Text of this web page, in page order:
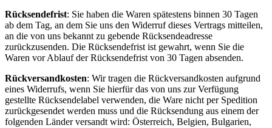
Rücksendefrist: Sie haben die Waren spätestens binnen 30 Tagen
ab dem Tag, an dem Sie uns den Widerruf dieses Vertrags mitteilen,
an die von uns bekannt zu gebende Rücksendeadresse
zurückzusenden. Die Rücksendefrist ist gewahrt, wenn Sie die
Waren vor Ablauf der Rücksendefrist von 30 Tagen absenden.
Rückversandkosten: Wir tragen die Rückversandkosten aufgrund
eines Widerrufs, wenn Sie hierfür das von uns zur Verfügung
gestellte Rücksendelabel verwenden, die Ware nicht per Spedition
zurückgesendet werden muss und die Rücksendung aus einem der
folgenden Länder versandt wird: Österreich, Belgien, Bulgarien,